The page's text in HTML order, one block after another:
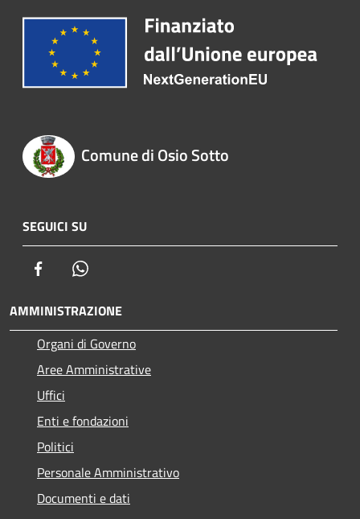
Comune di Osio Sotto
SEGUICI SU
Facebook
AMMINISTRAZIONE
Organi di Governo
Aree Amministrative
Uffici
Enti e fondazioni
Politici
Personale Amministrativo
Documenti e dati